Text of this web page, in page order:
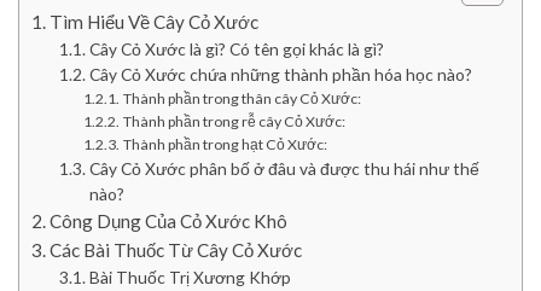
Tìm Hiểu Về Cây Cỏ Xước
Cây Cỏ Xước là gì? Có tên gọi khác là gì?
Cây Cỏ Xước chứa những thành phần hóa học nào?
Thành phần trong thân cây Cỏ Xước:
Thành phần trong rễ cây Cỏ Xước:
Thành phần trong hạt Cỏ Xước:
Cây Cỏ Xước phân bố ở đâu và được thu hái như thế
nào?
Công Dụng Của Cỏ Xước Khô
Các Bài Thuốc Từ Cây Cỏ Xước
Bài Thuốc Trị Xương Khớp